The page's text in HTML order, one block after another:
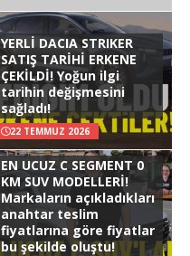
YERLİ DACIA STRIKER
SATIŞ TARİHİ ERKENE
ÇEKİLDİ! Yoğun ilgi
tarihin değişmesini
sağladı!
22 TEMMUZ 2026
EN UCUZ C SEGMENT 0
KM SUV MODELLERİ!
Markaların açıkladıkları
anahtar teslim
fiyatlarına göre fiyatlar
bu şekilde oluştu!